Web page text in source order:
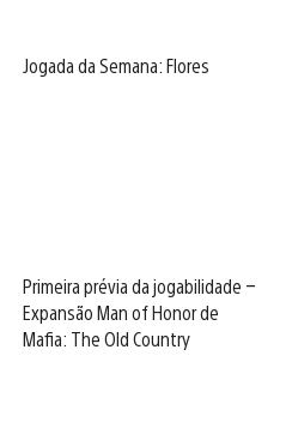
Jogada da Semana: Flores
Primeira prévia da jogabilidade –
Expansão Man of Honor de
Mafia: The Old Country